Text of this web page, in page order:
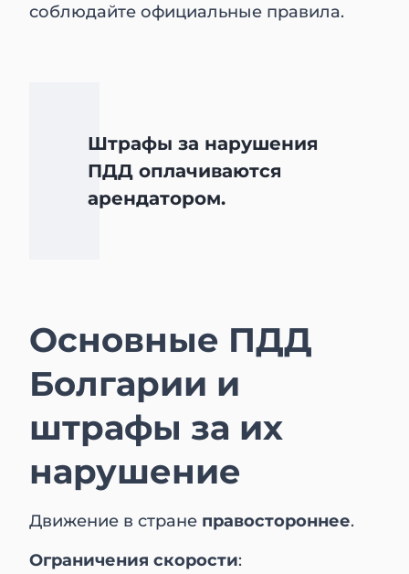
соблюдайте официальные правила.
Штрафы за нарушения
ПДД оплачиваются
арендатором.
Основные ПДД
Болгарии и
штрафы за их
нарушение
Движение в стране правостороннее.
Ограничения скорости: